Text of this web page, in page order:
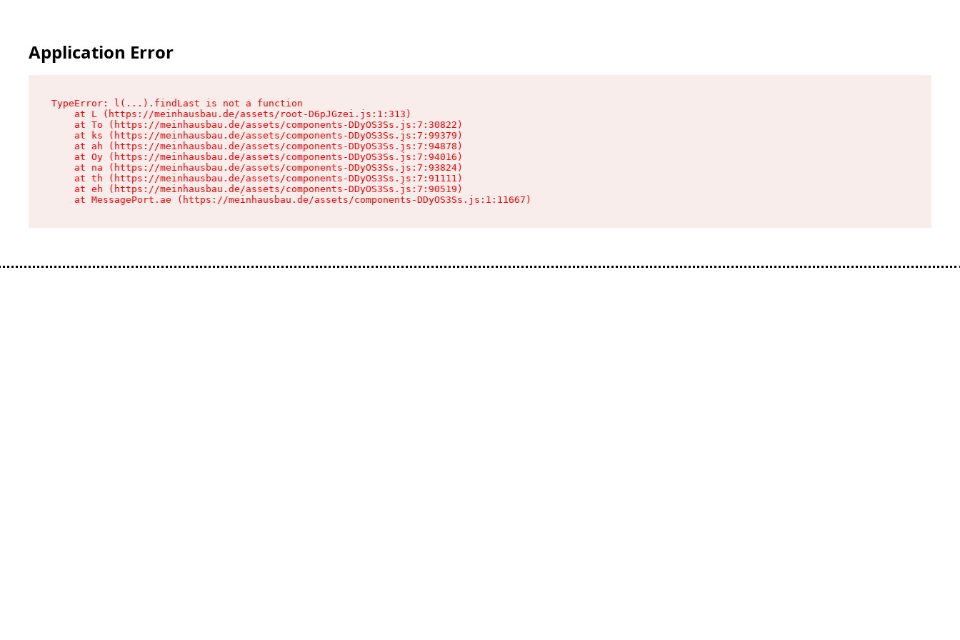
Application Error
TypeError: l(...).findLast is not a function
    at L (https://meinhausbau.de/assets/root-D6pJGzei.js:1:313)
    at To (https://meinhausbau.de/assets/components-DDyOS3Ss.js:7:30822)
    at ks (https://meinhausbau.de/assets/components-DDyOS3Ss.js:7:99379)
    at ah (https://meinhausbau.de/assets/components-DDyOS3Ss.js:7:94878)
    at Oy (https://meinhausbau.de/assets/components-DDyOS3Ss.js:7:94016)
    at na (https://meinhausbau.de/assets/components-DDyOS3Ss.js:7:93824)
    at th (https://meinhausbau.de/assets/components-DDyOS3Ss.js:7:91111)
    at eh (https://meinhausbau.de/assets/components-DDyOS3Ss.js:7:90519)
    at MessagePort.ae (https://meinhausbau.de/assets/components-DDyOS3Ss.js:1:11667)